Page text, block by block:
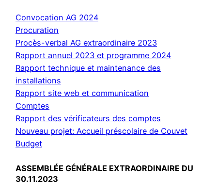
Convocation AG 2024
Procuration
Procès-verbal AG extraordinaire 2023
Rapport annuel 2023 et programme 2024
Rapport technique et maintenance des
installations
Rapport site web et communication
Comptes
Rapport des vérificateurs des comptes
Nouveau projet: Accueil préscolaire de Couvet
Budget
ASSEMBLÉE GÉNÉRALE EXTRAORDINAIRE DU
30.11.2023